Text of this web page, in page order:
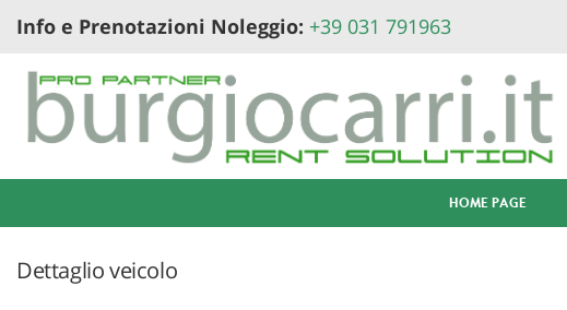
Info e Prenotazioni Noleggio: +39 031 791963
HOME PAGE
Dettaglio veicolo
Le
preferenze
di
consenso
ti
consente
di